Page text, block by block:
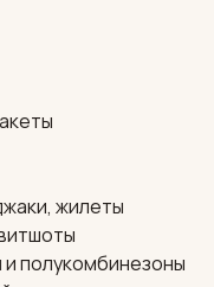
жилеты
полукомбинезоны